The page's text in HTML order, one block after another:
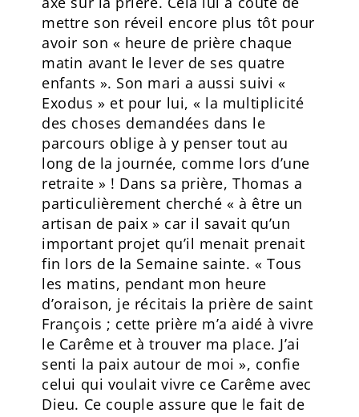
mettre son réveil encore plus tôt pour
avoir son « heure de prière chaque
matin avant le lever de ses quatre
enfants ». Son mari a aussi suivi «
Exodus » et pour lui, « la multiplicité
des choses demandées dans le
parcours oblige à y penser tout au
long de la journée, comme lors d’une
retraite » ! Dans sa prière, Thomas a
particulièrement cherché « à être un
artisan de paix » car il savait qu’un
important projet qu’il menait prenait
fin lors de la Semaine sainte. « Tous
les matins, pendant mon heure
d’oraison, je récitais la prière de saint
François ; cette prière m’a aidé à vivre
le Carême et à trouver ma place. J’ai
senti la paix autour de moi », confie
celui qui voulait vivre ce Carême avec
Dieu. Ce couple assure que le fait de